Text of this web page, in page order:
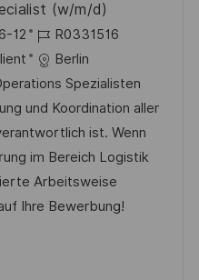
d
u
p
o
s
t
e
(w/m/d)
12
R
é
f
é
r
e
n
c
R0331516
Berlin
Spezialisten
und Koordination aller
ist. Wenn
im Bereich Logistik
Arbeitsweise
Ihre Bewerbung!